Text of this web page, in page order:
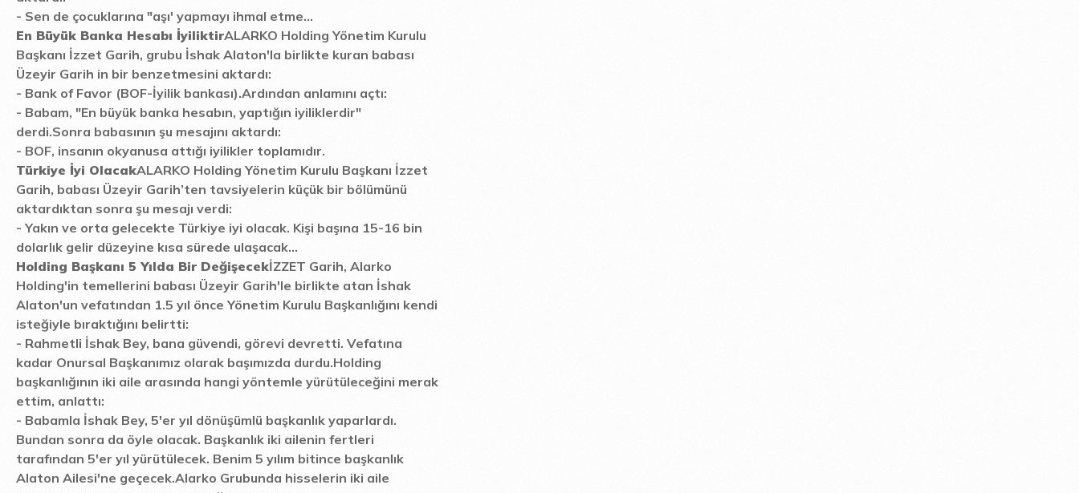
- Sen de çocuklarına "aşı' yapmayı ihmal etme...
En Büyük Banka Hesabı İyiliktirALARKO Holding Yönetim Kurulu
Başkanı İzzet Garih, grubu İshak Alaton'la birlikte kuran babası
Üzeyir Garih in bir benzetmesini aktardı:
- Bank of Favor (BOF-İyilik bankası).Ardından anlamını açtı:
- Babam, "En büyük banka hesabın, yaptığın iyiliklerdir"
derdi.Sonra babasının şu mesajını aktardı:
- BOF, insanın okyanusa attığı iyilikler toplamıdır.
Türkiye İyi OlacakALARKO Holding Yönetim Kurulu Başkanı İzzet
Garih, babası Üzeyir Garih’ten tavsiyelerin küçük bir bölümünü
aktardıktan sonra şu mesajı verdi:
- Yakın ve orta gelecekte Türkiye iyi olacak. Kişi başına 15-16 bin
dolarlık gelir düzeyine kısa sürede ulaşacak...
Holding Başkanı 5 Yılda Bir DeğişecekİZZET Garih, Alarko
Holding'in temellerini babası Üzeyir Garih'le birlikte atan İshak
Alaton'un vefatından 1.5 yıl önce Yönetim Kurulu Başkanlığını kendi
isteğiyle bıraktığını belirtti:
- Rahmetli İshak Bey, bana güvendi, görevi devretti. Vefatına
kadar Onursal Başkanımız olarak başımızda durdu.Holding
başkanlığının iki aile arasında hangi yöntemle yürütüleceğini merak
ettim, anlattı:
- Babamla İshak Bey, 5'er yıl dönüşümlü başkanlık yaparlardı.
Bundan sonra da öyle olacak. Başkanlık iki ailenin fertleri
tarafından 5'er yıl yürütülecek. Benim 5 yılım bitince başkanlık
Alaton Ailesi'ne geçecek.Alarko Grubunda hisselerin iki aile